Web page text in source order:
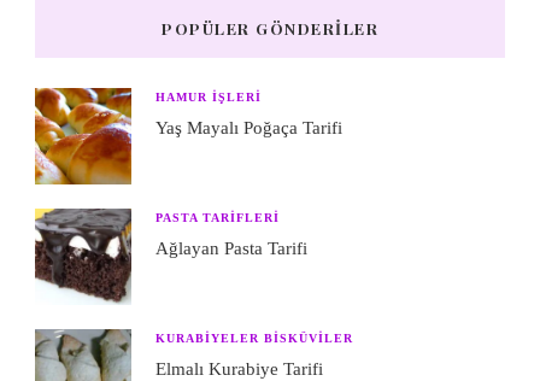
POPÜLER GÖNDERILER
HAMUR IŞLERI
Yaş Mayalı Poğaça Tarifi
PASTA TARIFLERI
Ağlayan Pasta Tarifi
KURABIYELER BISKÜVILER
Elmalı Kurabiye Tarifi